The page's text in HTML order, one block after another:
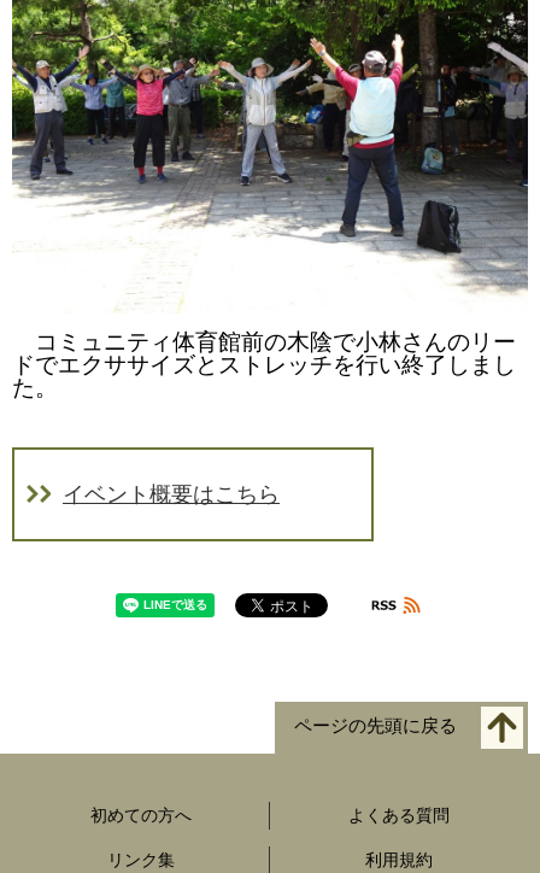
コミュニティ体育館前の木陰で小林さんのリー
ドでエクササイズとストレッチを行い終了しまし
た。
イベント概要はこちら
ページの先頭に戻る
初めての方へ よくある質問
リンク集 利用規約